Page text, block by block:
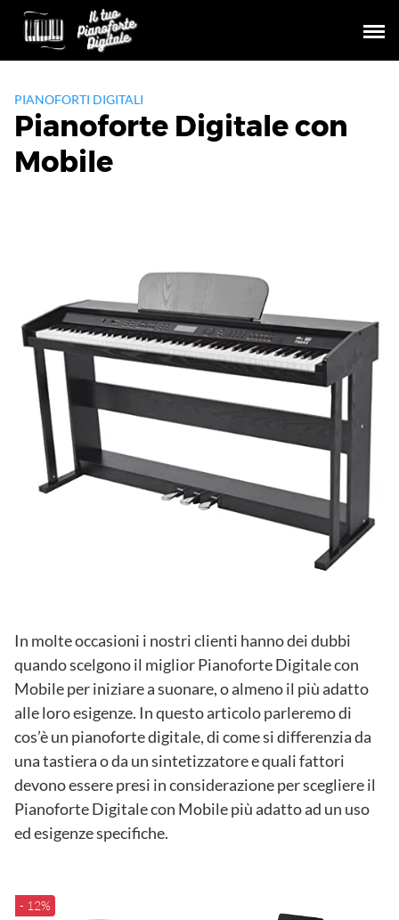
Skip
content
PIANOFORTI DIGITALI
Pianoforte Digitale con
Mobile
In molte occasioni i nostri clienti hanno dei dubbi
quando scelgono il miglior Pianoforte Digitale con
Mobile per iniziare a suonare, o almeno il più adatto
alle loro esigenze. In questo articolo parleremo di
cos’è un pianoforte digitale, di come si differenzia da
una tastiera o da un sintetizzatore e quali fattori
devono essere presi in considerazione per scegliere il
Pianoforte Digitale con Mobile più adatto ad un uso
ed esigenze specifiche.
- 12%